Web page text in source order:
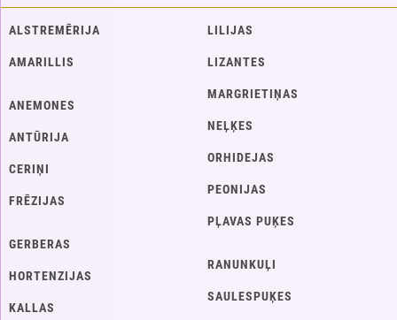
ALSTREMĒRIJA
AMARILLIS
ANEMONES
ANTŪRIJA
CERIŅI
FRĒZIJAS
GERBERAS
HORTENZIJAS
KALLAS
LILIJAS
LIZANTES
MARGRIETIŅAS
NEĻĶES
ORHIDEJAS
PEONIJAS
PĻAVAS PUĶES
RANUNKUĻI
SAULESPUĶES